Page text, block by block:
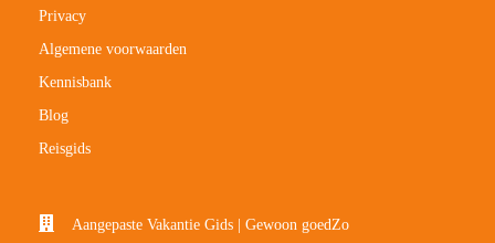
Privacy
Algemene voorwaarden
Kennisbank
Blog
Reisgids
Aangepaste Vakantie Gids | Gewoon goedZo